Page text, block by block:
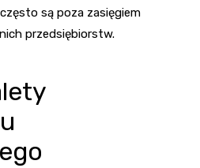
są poza zasięgiem
przedsiębiorstw.